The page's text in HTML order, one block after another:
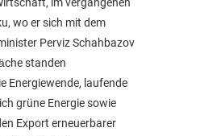
wo er sich mit dem
Perviz Schahbazov
standen
Energiewende, laufende
grüne Energie sowie
Export erneuerbarer